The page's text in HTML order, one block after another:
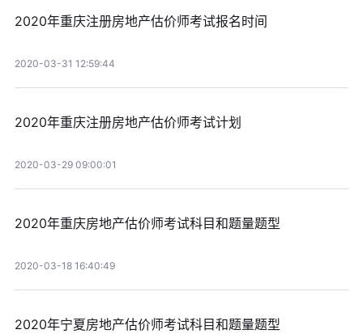
2020年重庆注册房地产估价师考试报名时间
2020-03-31 12:59:44
2020年重庆注册房地产估价师考试计划
2020-03-29 09:00:01
2020年重庆房地产估价师考试科目和题量题型
2020-03-18 16:40:49
2020年宁夏房地产估价师考试科目和题量题型